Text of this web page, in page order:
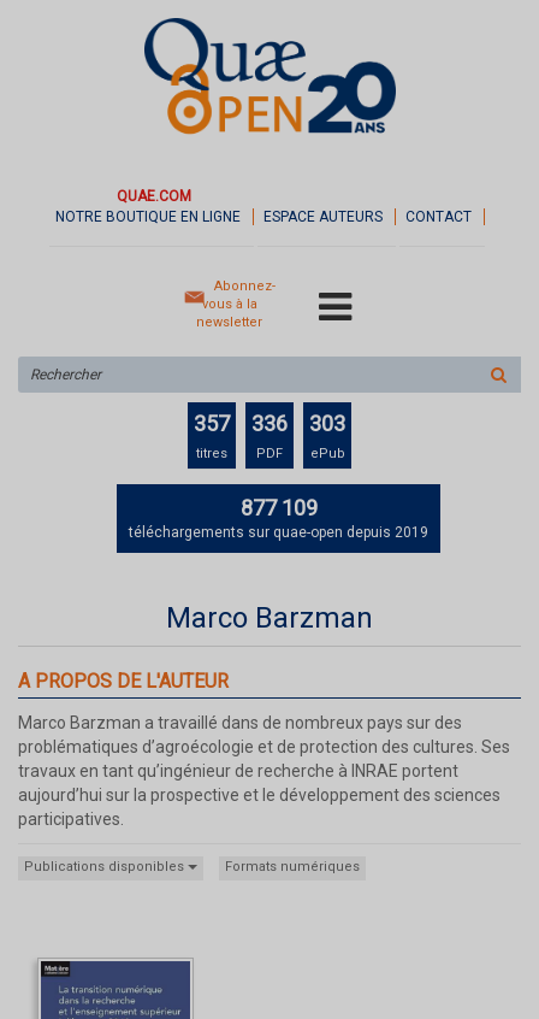
QUAE.COM
NOTRE BOUTIQUE EN LIGNE
ESPACE AUTEURS CONTACT
Abonnez-
vous à la
newsletter
sur
le
357
titres
336
PDF
303
ePub
877 109
téléchargements sur quae-open depuis 2019
Marco Barzman
A PROPOS DE L'AUTEUR
Marco Barzman a travaillé dans de nombreux pays sur des
problématiques d’agroécologie et de protection des cultures. Ses
travaux en tant qu’ingénieur de recherche à INRAE portent
aujourd’hui sur la prospective et le développement des sciences
participatives.
Publications disponibles Formats numériques